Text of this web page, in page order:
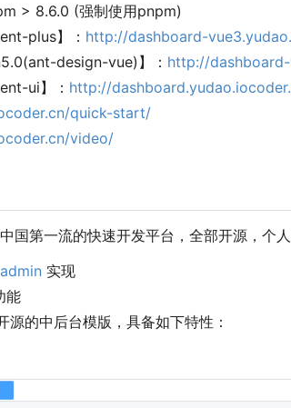
> 8.6.0 (强制使用pnpm)
plus】
： http://dashboard-
design-vue)】： http://
ui】
： http://
quick-start/
video/
国第一流的快速开发平台，全部开源，个
实现
能
的中后台模版，具备如下特性：